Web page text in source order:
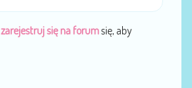
zarejestruj się na forumsię, aby